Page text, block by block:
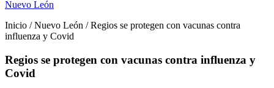
Nuevo León
Inicio / Nuevo León / Regios se protegen con vacunas contra
influenza y Covid
Regios se protegen con vacunas contra influenza y
Covid